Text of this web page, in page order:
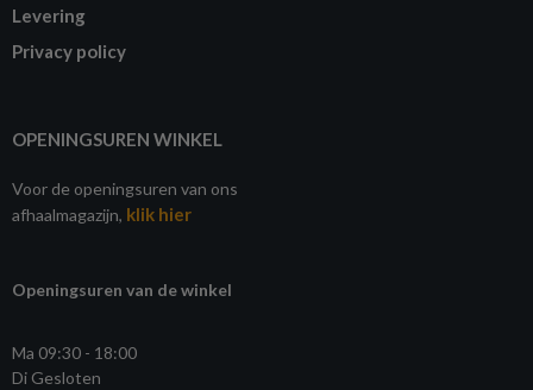
Levering
Privacy policy
OPENINGSUREN WINKEL
Voor de openingsuren van ons
afhaalmagazijn, klik hier
Openingsuren van de winkel
Ma 09:30 - 18:00
Di Gesloten